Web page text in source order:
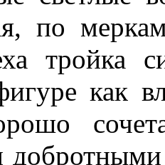
по
тройка
как